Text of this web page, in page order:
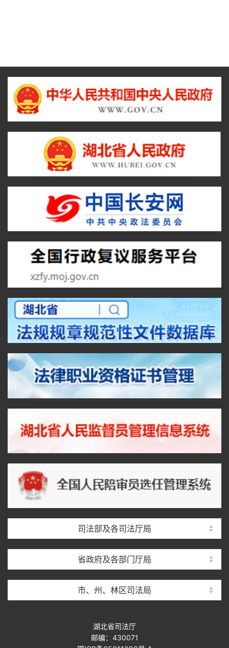
司法部及各司法厅局
省政府及各部门厅局
市、州、林区司法局
湖北省司法厅
邮编：430071